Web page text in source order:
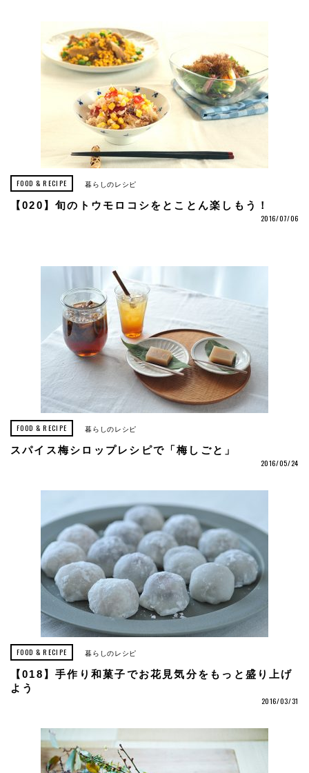
FOOD & RECIPE 暮らしのレシピ
【020】旬のトウモロコシをとことん楽しもう！
2016/07/06
FOOD & RECIPE 暮らしのレシピ
スパイス梅シロップレシピで「梅しごと」
2016/05/24
FOOD & RECIPE 暮らしのレシピ
【018】手作り和菓子でお花見気分をもっと盛り上げ
よう
2016/03/31